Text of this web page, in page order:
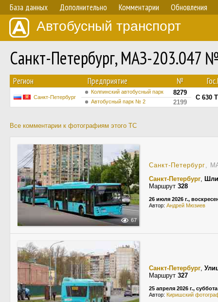
База данных Дополнительно Комментарии Обновления
Автобусный транспорт
Санкт-Петербург, МАЗ-203.047
Регион Предприятие №
Санкт-Петербург
Колпинский автобусный парк 8279
С 630
Автобусный парк № 2 2199
Все комментарии к фотографиям этого ТС
67
Санкт-Петербург,
Санкт-Петербург,
Маршрут 328
26 июля 2026 г.,
Автор: Андрей Мюзиев
Санкт-Петербург,
Маршрут 327
25 апреля 2026 г., суббота
Автор: Киришский